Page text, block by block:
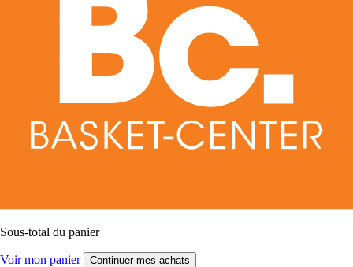
Sous-total du panier
Voir mon panier Continuer mes achats